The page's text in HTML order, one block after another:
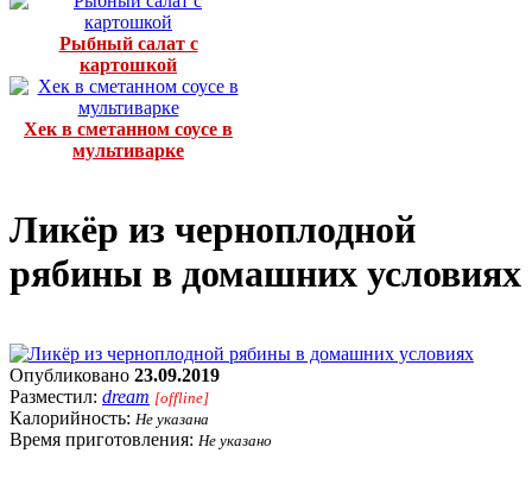
Рыбный салат с
картошкой
Хек в сметанном соусе в
мультиварке
Ликёр из черноплодной
рябины в домашних условиях
Опубликовано 23.09.2019
Разместил: dream [offline]
Калорийность: Не указана
Время приготовления: Не указано